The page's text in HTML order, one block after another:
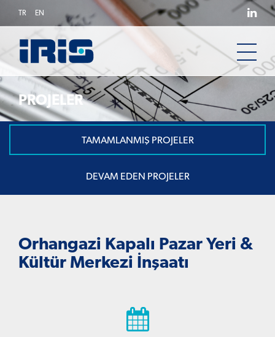
TR EN
PROJELER
TAMAMLANMIŞ PROJELER
DEVAM EDEN PROJELER
Orhangazi Kapalı Pazar Yeri &
Kültür Merkezi İnşaatı